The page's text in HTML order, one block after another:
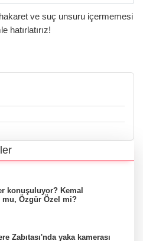
ve suç unsuru içermemesi
hatırlatırız!
konuşuluyor? Kemal
mu, Özgür Özel mi?
Zabıtası'nda yaka kamerası